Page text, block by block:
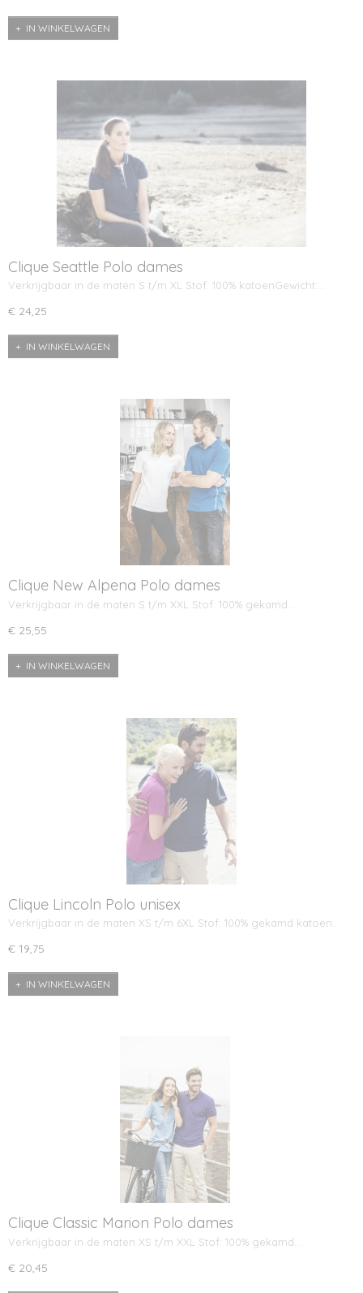
IN WINKELWAGEN
Clique Seattle Polo dames
Verkrijgbaar in de maten S t/m XL Stof: 100% katoenGewicht:…
€ 24,25
IN WINKELWAGEN
Clique New Alpena Polo dames
Verkrijgbaar in de maten S t/m XXL Stof: 100% gekamd…
€ 25,55
IN WINKELWAGEN
Clique Lincoln Polo unisex
Verkrijgbaar in de maten XS t/m 6XL Stof: 100% gekamd katoen…
€ 19,75
IN WINKELWAGEN
Clique Classic Marion Polo dames
Verkrijgbaar in de maten XS t/m XXL Stof: 100% gekamd…
€ 20,45